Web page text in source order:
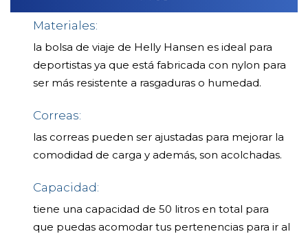
Materiales:
la bolsa de viaje de Helly Hansen es ideal para
deportistas ya que está fabricada con nylon para
ser más resistente a rasgaduras o humedad.
Correas:
las correas pueden ser ajustadas para mejorar la
comodidad de carga y además, son acolchadas.
Capacidad:
tiene una capacidad de 50 litros en total para
que puedas acomodar tus pertenencias para ir al